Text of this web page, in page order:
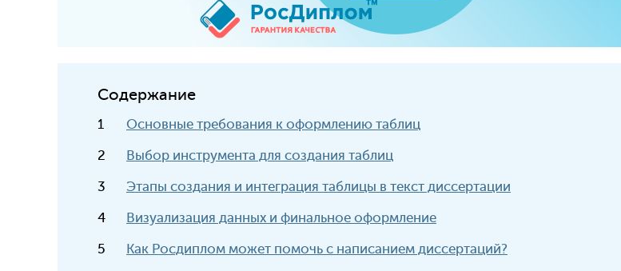
Содержание
Основные требования к оформлению таблиц
Выбор инструмента для создания таблиц
Этапы создания и интеграция таблицы в текст диссертации
Визуализация данных и финальное оформление
Как Росдиплом может помочь с написанием диссертаций?